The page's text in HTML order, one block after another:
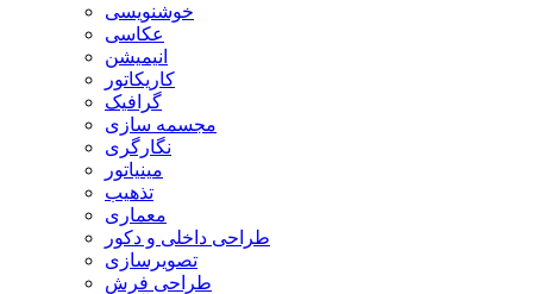
خوشنویسی
عکاسی
انیمیشن
کاریکاتور
گرافیک
مجسمه سازی
نگارگری
مینیاتور
تذهیب
معماری
طراحی داخلی و دکور
تصویرسازی
طراحی فرش